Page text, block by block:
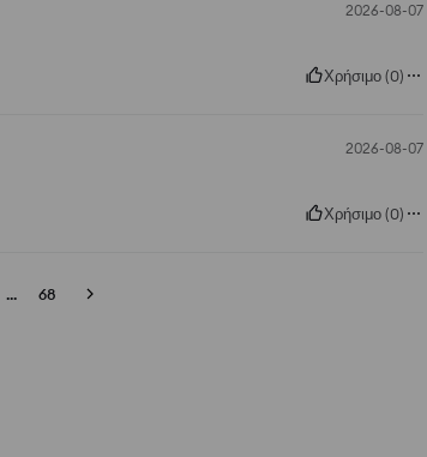
2026-08-07
Χρήσιμο(0)
2026-08-07
Χρήσιμο(0)
... 68